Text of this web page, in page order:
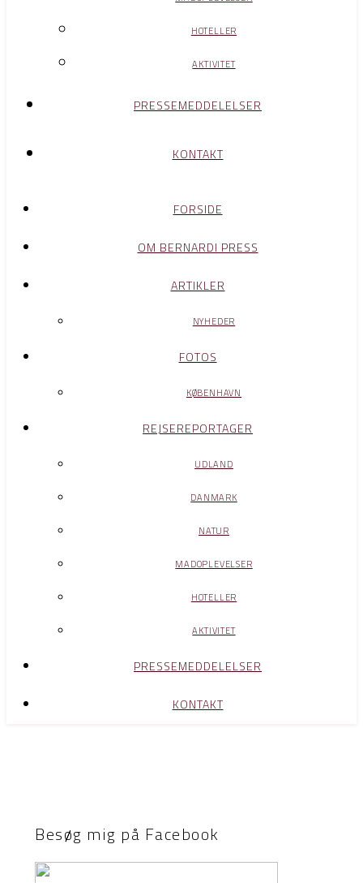
HOTELLER
AKTIVITET
PRESSEMEDDELELSER
KONTAKT
FORSIDE
OM BERNARDI PRESS
ARTIKLER
NYHEDER
FOTOS
KØBENHAVN
REJSEREPORTAGER
UDLAND
DANMARK
NATUR
MADOPLEVELSER
HOTELLER
AKTIVITET
PRESSEMEDDELELSER
KONTAKT
Besøg mig på Facebook